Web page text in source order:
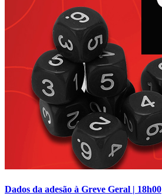
Dados da adesão à Greve Geral | 18h00